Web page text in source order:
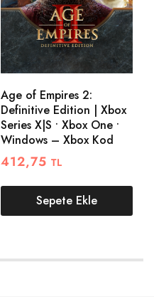
Age of Empires 2:
Definitive Edition | Xbox
Series X|S • Xbox One •
Windows – Xbox Kod
412,75 TL
Sepete Ekle